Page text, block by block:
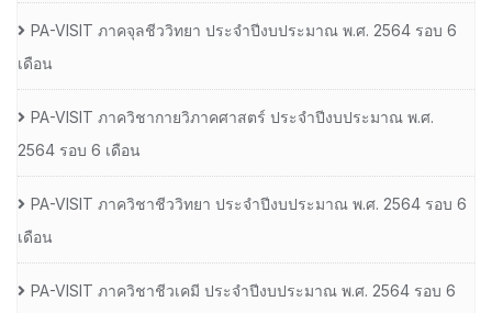
PA-VISIT ภาคจุลชีววิทยา ประจำปีงบประมาณ พ.ศ. 2564 รอบ 6
เดือน
PA-VISIT ภาควิชากายวิภาคศาสตร์ ประจำปีงบประมาณ พ.ศ.
2564 รอบ 6 เดือน
PA-VISIT ภาควิชาชีววิทยา ประจำปีงบประมาณ พ.ศ. 2564 รอบ 6
เดือน
PA-VISIT ภาควิชาชีวเคมี ประจำปีงบประมาณ พ.ศ. 2564 รอบ 6